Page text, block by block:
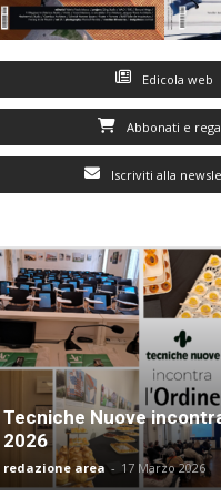
Edicola web
Abbonati e
Iscriviti alla
Tecniche Nuove
2026
redazione area - 17 Marzo 2026